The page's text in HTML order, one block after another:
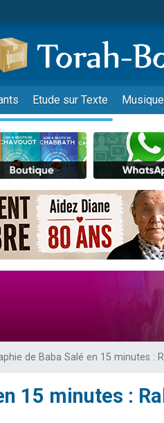
Etude sur Texte Musique
de Baba Salé en 15 minutes :
15 minutes :